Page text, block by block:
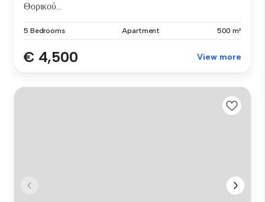
Θορικού...
5 Bedrooms Apartment 500 m²
€ 4,500 View more